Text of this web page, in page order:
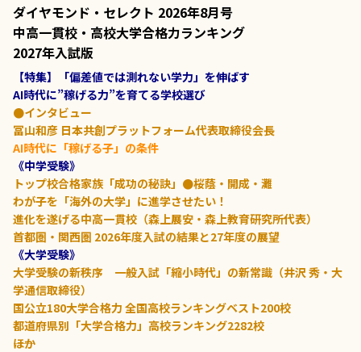
ダイヤモンド・セレクト 2026年8月号
中高一貫校・高校大学合格力ランキング
2027年入試版
【特集】「偏差値では測れない学力」を伸ばす
AI時代に”稼げる力”を育てる学校選び
●インタビュー
冨山和彦 日本共創プラットフォーム代表取締役会長
AI時代に「稼げる子」の条件
《中学受験》
トップ校合格家族「成功の秘訣」●桜蔭・開成・灘
わが子を「海外の大学」に進学させたい！
進化を遂げる中高一貫校（森上展安・森上教育研究所代表）
首都圏・関西圏 2026年度入試の結果と27年度の展望
《大学受験》
大学受験の新秩序 一般入試「縮小時代」の新常識（井沢 秀・大
学通信取締役）
国公立180大学合格力 全国高校ランキングベスト200校
都道府県別「大学合格力」高校ランキング2282校
――ほか